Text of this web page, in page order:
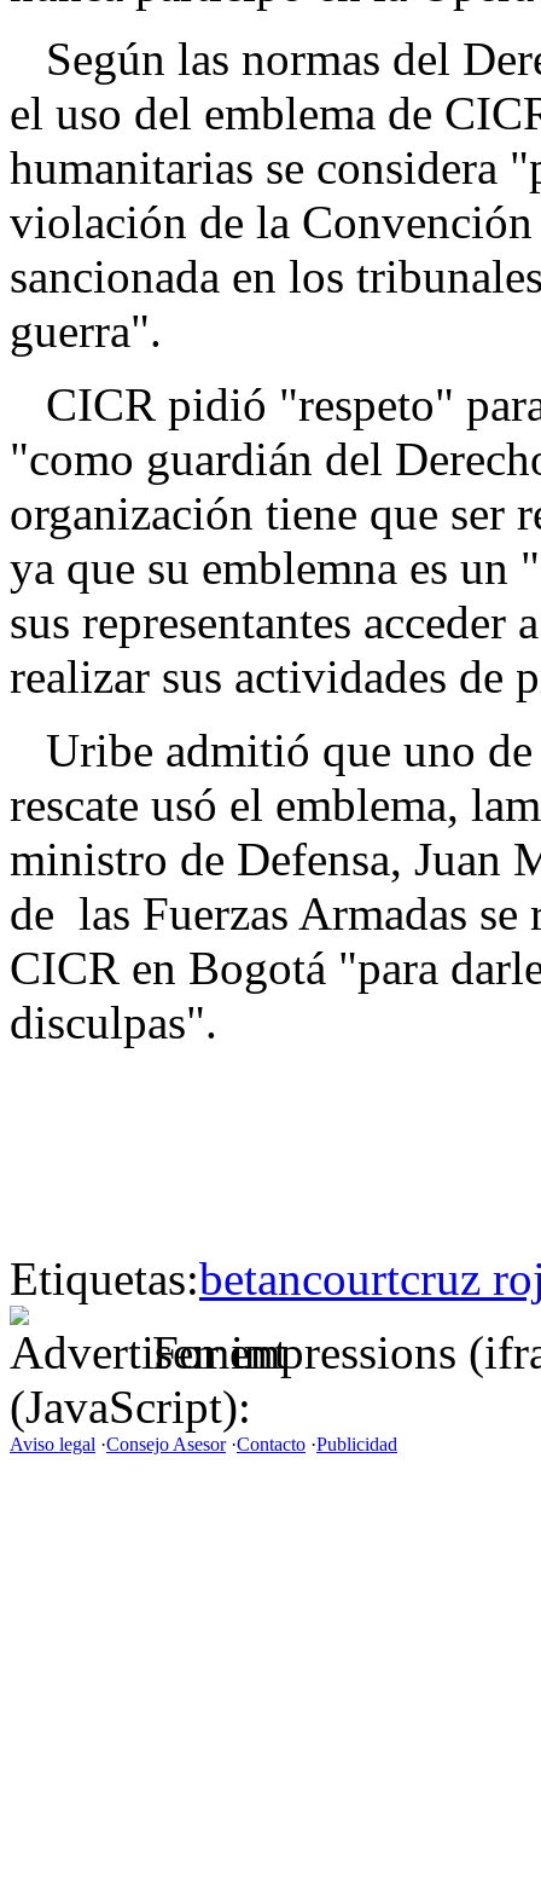
Según las normas del
el uso del emblema de
humanitarias se considera
violación de la Convención
sancionada en los
guerra".
CICR pidió "respeto"
"como guardián del
organización tiene que ser
ya que su emblemna es
sus representantes
realizar sus actividades de
Uribe admitió que uno
rescate usó el emblema,
ministro de Defensa, Juan
de las Fuerzas Armadas
CICR en Bogotá "para
disculpas".
Etiquetas:betancourtcruz
For impressions
(JavaScript):
Aviso legal ·Consejo Asesor·Contacto ·Publicidad